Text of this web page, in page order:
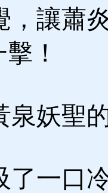
讓蕭
！
泉妖聖
一口